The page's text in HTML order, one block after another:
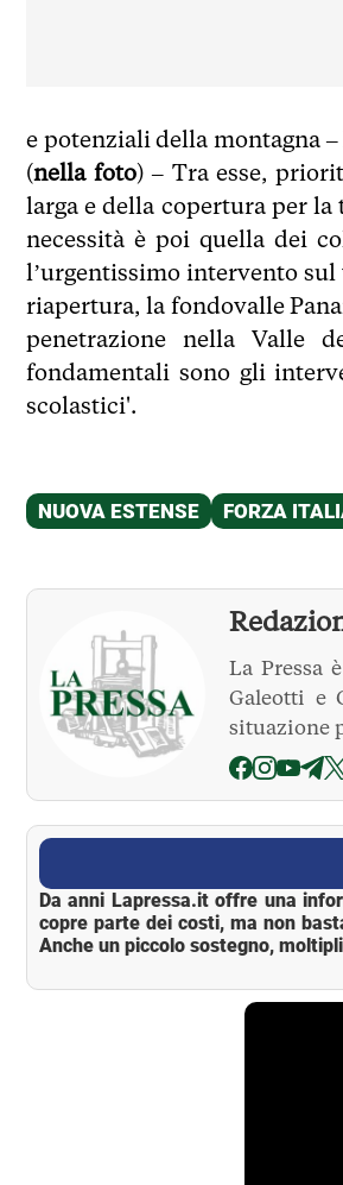
e potenziali della montagna
(nella foto) – Tra esse,
larga e della copertura per
necessità è poi quella dei
l’urgentissimo intervento
riapertura, la fondovalle
penetrazione nella Valle
fondamentali sono gli
scolastici'.
La Pressa
Galeotti e
situazione
La Pressa
Da anni Lapressa.it offre una
copre parte dei costi, ma non
Anche un piccolo sostegno,